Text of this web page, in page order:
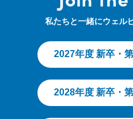
私たちと一緒にウェル
2027年度 新卒・
2028年度 新卒・